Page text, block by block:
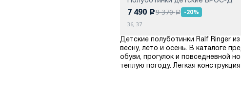
7 490 c9 370a -20%
36, 37
Детские полуботинки Ralf Ringer
весну, лето и осень. В каталоге
обуви, прогулок и повседневной
теплую погоду. Легкая